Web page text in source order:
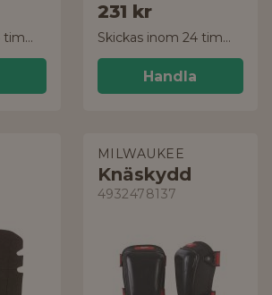
Skickas inom 24 timmar!
231 kr
Skickas inom 24 timmar!
Handla
MILWAUKEE
Knäskydd
4932478137